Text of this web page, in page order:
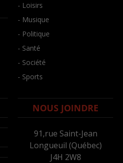
- Loisirs
- Musique
- Politique
- Santé
- Société
- Sports
NOUS JOINDRE
91,rue Saint-Jean
Longueuil (Québec)
J4H 2W8